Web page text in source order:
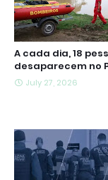
A cada dia, 18
desaparecem no
July 27, 2026